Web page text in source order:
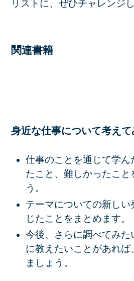
リストに、ぜひチャレンジ
関連書籍
身近な仕事について考えて
仕事のことを通じて学ん
たこと、難しかったこと
う。
テーマについての新し
じたことをまとめます。
今後、さらに調べてみた
に教えたいことがあれば
ましょう。